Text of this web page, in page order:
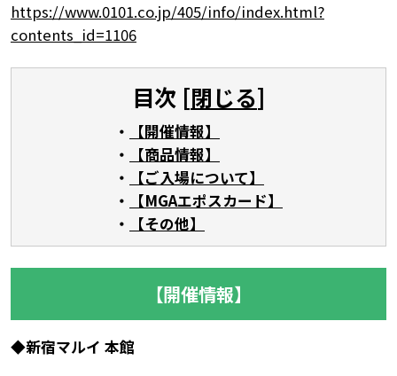
https://www.0101.co.jp/405/info/index.html?
contents_id=1106
目次 [閉じる]
【開催情報】
【商品情報】
【ご入場について】
【MGAエポスカード】
【その他】
【開催情報】
◆新宿マルイ 本館